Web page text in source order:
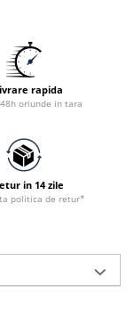
rapida
oriunde in tara
in 14 zile
politica de retur*